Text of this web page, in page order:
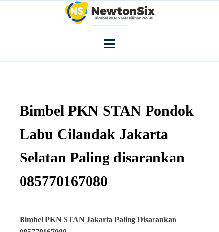
Bimbel PKN STAN Pondok
Labu Cilandak Jakarta
Selatan Paling disarankan
085770167080
Bimbel PKN STAN Jakarta Paling Disarankan